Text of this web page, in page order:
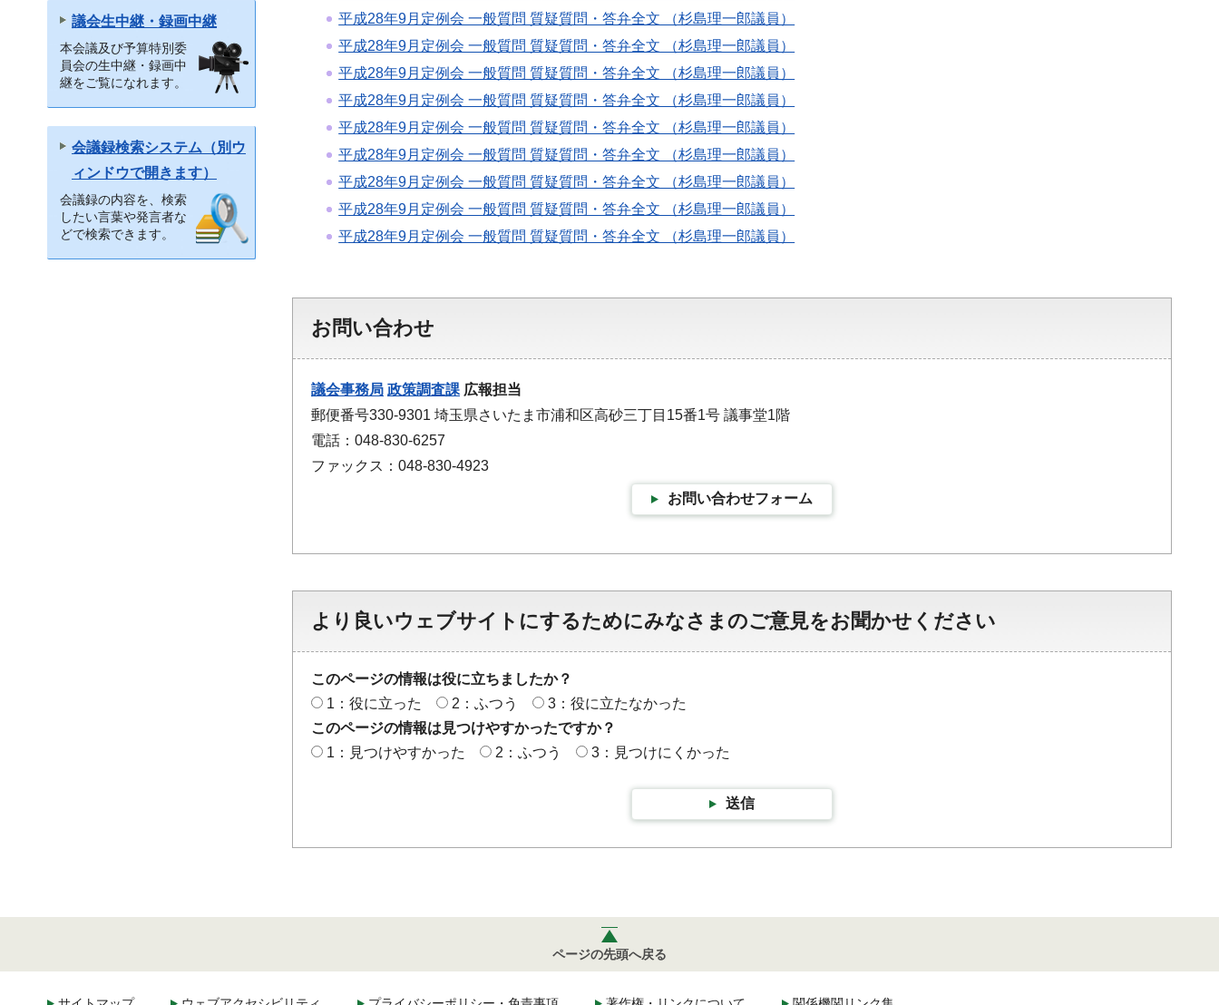
議会生中継・録画中継
本会議及び予算特別委
員会の生中継・録画中
継をご覧になれます。
会議録検索システム（別ウ
ィンドウで開きます）
会議録の内容を、検索
したい言葉や発言者な
どで検索できます。
平成28年9月定例会 一般質問 質疑質問・答弁全文 （杉島理一郎議員）
平成28年9月定例会 一般質問 質疑質問・答弁全文 （杉島理一郎議員）
平成28年9月定例会 一般質問 質疑質問・答弁全文 （杉島理一郎議員）
平成28年9月定例会 一般質問 質疑質問・答弁全文 （杉島理一郎議員）
平成28年9月定例会 一般質問 質疑質問・答弁全文 （杉島理一郎議員）
平成28年9月定例会 一般質問 質疑質問・答弁全文 （杉島理一郎議員）
平成28年9月定例会 一般質問 質疑質問・答弁全文 （杉島理一郎議員）
平成28年9月定例会 一般質問 質疑質問・答弁全文 （杉島理一郎議員）
平成28年9月定例会 一般質問 質疑質問・答弁全文 （杉島理一郎議員）
お問い合わせ
議会事務局 政策調査課 広報担当
郵便番号330-9301 埼玉県さいたま市浦和区高砂三丁目15番1号 議事堂1階
電話：048-830-6257
ファックス：048-830-4923
お問い合わせフォーム
より良いウェブサイトにするためにみなさまのご意見をお聞かせください
このページの情報は役に立ちましたか？
1：役に立った
2：ふつう
3：役に立たなかった
このページの情報は見つけやすかったですか？
1：見つけやすかった
2：ふつう 3：見つけにくかった
送信
ページの先頭へ戻る